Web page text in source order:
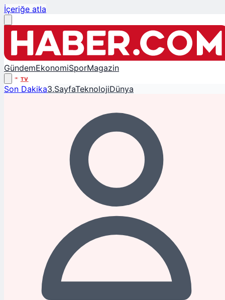
İçeriğe atla
GündemEkonomiSporMagazin
TV
Son Dakika3.SayfaTeknolojiDünya